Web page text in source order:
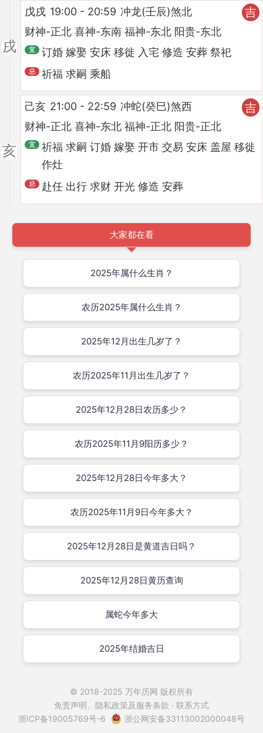
戌
戊戌 19:00 - 20:59 冲龙(壬辰)煞北
财神-正北 喜神-东南 福神-东北 阳贵-东北
订婚 嫁娶 安床 移徙 入宅 修造 安葬 祭祀
祈福 求嗣 乘船
吉
亥
己亥 21:00 - 22:59 冲蛇(癸巳)煞西
财神-正北 喜神-东北 福神-正北 阳贵-正北
祈福 求嗣 订婚 嫁娶 开市 交易 安床 盖屋 移徙
作灶
赴任 出行 求财 开光 修造 安葬
吉
大家都在看
2025年属什么生肖？
农历2025年属什么生肖？
2025年12月出生几岁了？
农历2025年11月出生几岁了？
2025年12月28日农历多少？
农历2025年11月9阳历多少？
2025年12月28日今年多大？
农历2025年11月9日今年多大？
2025年12月28日是黄道吉日吗？
2025年12月28日黄历查询
属蛇今年多大
2025年结婚吉日
© 2018-2025 万年历网 版权所有
免责声明、隐私政策及服务条款 · 联系方式
浙ICP备19005769号-6
浙公网安备33113002000048号